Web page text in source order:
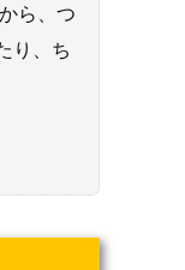
ら、つ
り、ち